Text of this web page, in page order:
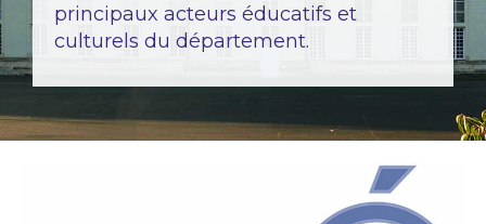
principaux acteurs éducatifs et
culturels du département.